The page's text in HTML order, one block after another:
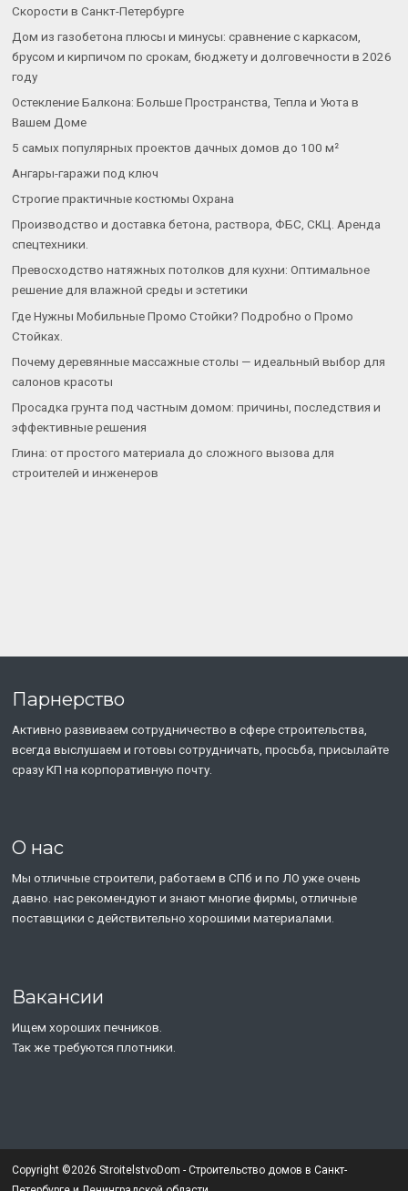
Скорости в Санкт-Петербурге
Дом из газобетона плюсы и минусы: сравнение с каркасом,
брусом и кирпичом по срокам, бюджету и долговечности в 2026
году
Остекление Балкона: Больше Пространства, Тепла и Уюта в
Вашем Доме
5 самых популярных проектов дачных домов до 100 м²
Ангары-гаражи под ключ
Строгие практичные костюмы Охрана
Производство и доставка бетона, раствора, ФБС, СКЦ. Аренда
спецтехники.
Превосходство натяжных потолков для кухни: Оптимальное
решение для влажной среды и эстетики
Где Нужны Мобильные Промо Стойки? Подробно о Промо
Стойках.
Почему деревянные массажные столы — идеальный выбор для
салонов красоты
Просадка грунта под частным домом: причины, последствия и
эффективные решения
Глина: от простого материала до сложного вызова для
строителей и инженеров
Парнерство
Активно развиваем сотрудничество в сфере строительства,
всегда выслушаем и готовы сотрудничать, просьба, присылайте
сразу КП на корпоративную почту.
О нас
Мы отличные строители, работаем в СПб и по ЛО уже очень
давно. нас рекомендуют и знают многие фирмы, отличные
поставщики с действительно хорошими материалами.
Вакансии
Ищем хороших печников.
Так же требуются плотники.
Copyright ©2026 StroitelstvoDom - Строительство домов в Санкт-